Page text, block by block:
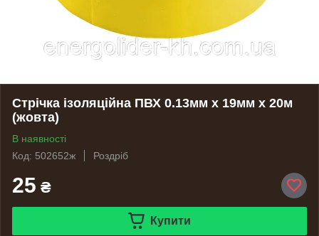
Стрічка ізоляційна ПВХ 0.13мм х 19мм х 20м
(жовта)
В наявності
Код: 502652ж
Роздріб
25 ₴
Купити